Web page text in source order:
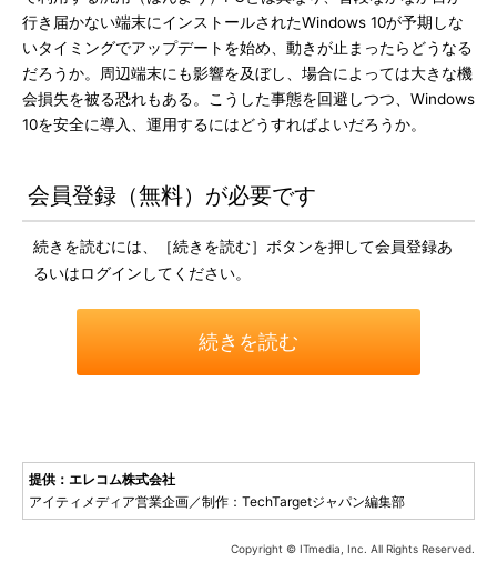
行き届かない端末にインストールされたWindows 10が予期しな
いタイミングでアップデートを始め、動きが止まったらどうなる
だろうか。周辺端末にも影響を及ぼし、場合によっては大きな機
会損失を被る恐れもある。こうした事態を回避しつつ、Windows
10を安全に導入、運用するにはどうすればよいだろうか。
会員登録（無料）が必要です
続きを読むには、［続きを読む］ボタンを押して会員登録あ
るいはログインしてください。
続きを読む
提供：エレコム株式会社
アイティメディア営業企画／制作：TechTargetジャパン編集部
Copyright © ITmedia, Inc. All Rights Reserved.